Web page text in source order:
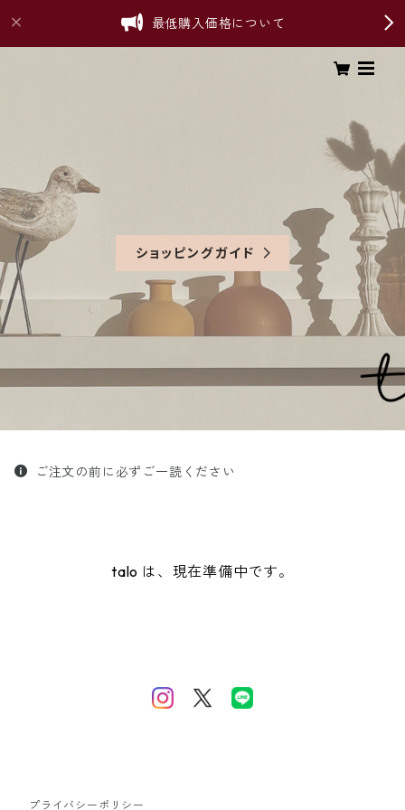
最低購入価格について
ショッピングガイド
ご注文の前に必ずご一読ください
talo は、現在準備中です。
プライバシーポリシー